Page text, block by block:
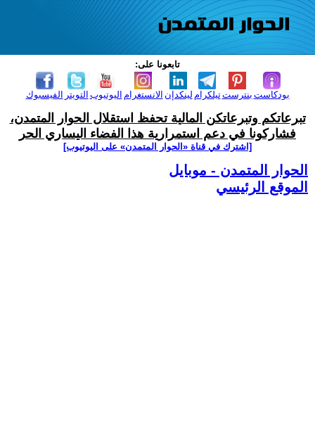
تابعونا على:
الفيسبوك التويتر اليوتيوب الانستغرام لينكدإن تيلكرامبنترست بودكاست
تبرعاتكم وتبرعاتكن المالية تحفظ استقلال الحوار المتمدن،
فشاركونا في دعم استمرارية هذا الفضاء اليساري الحر
[اشترك في قناة ‫«الحوار المتمدن» على اليوتيوب]
الحوار المتمدن - موبايل
الموقع الرئيسي